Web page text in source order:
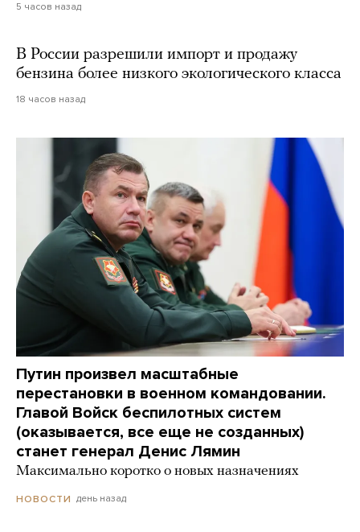
5 часов назад
В России разрешили импорт и продажу
бензина более низкого экологического класса
18 часов назад
Путин произвел масштабные
перестановки в военном командовании.
Главой Войск беспилотных систем
(оказывается, все еще не созданных)
станет генерал Денис Лямин
Максимально коротко о новых назначениях
НОВОСТИ день назад